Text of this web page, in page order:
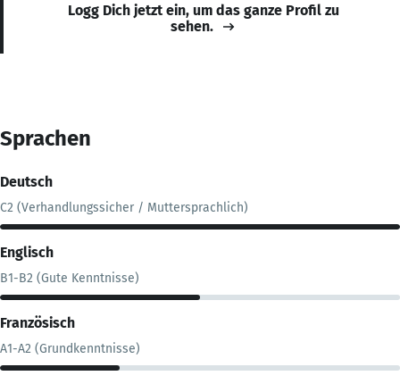
Logg Dich jetzt ein, um das ganze Profil zu
sehen.
Sprachen
Deutsch
C2 (Verhandlungssicher / Muttersprachlich)
Englisch
B1-B2 (Gute Kenntnisse)
Französisch
A1-A2 (Grundkenntnisse)